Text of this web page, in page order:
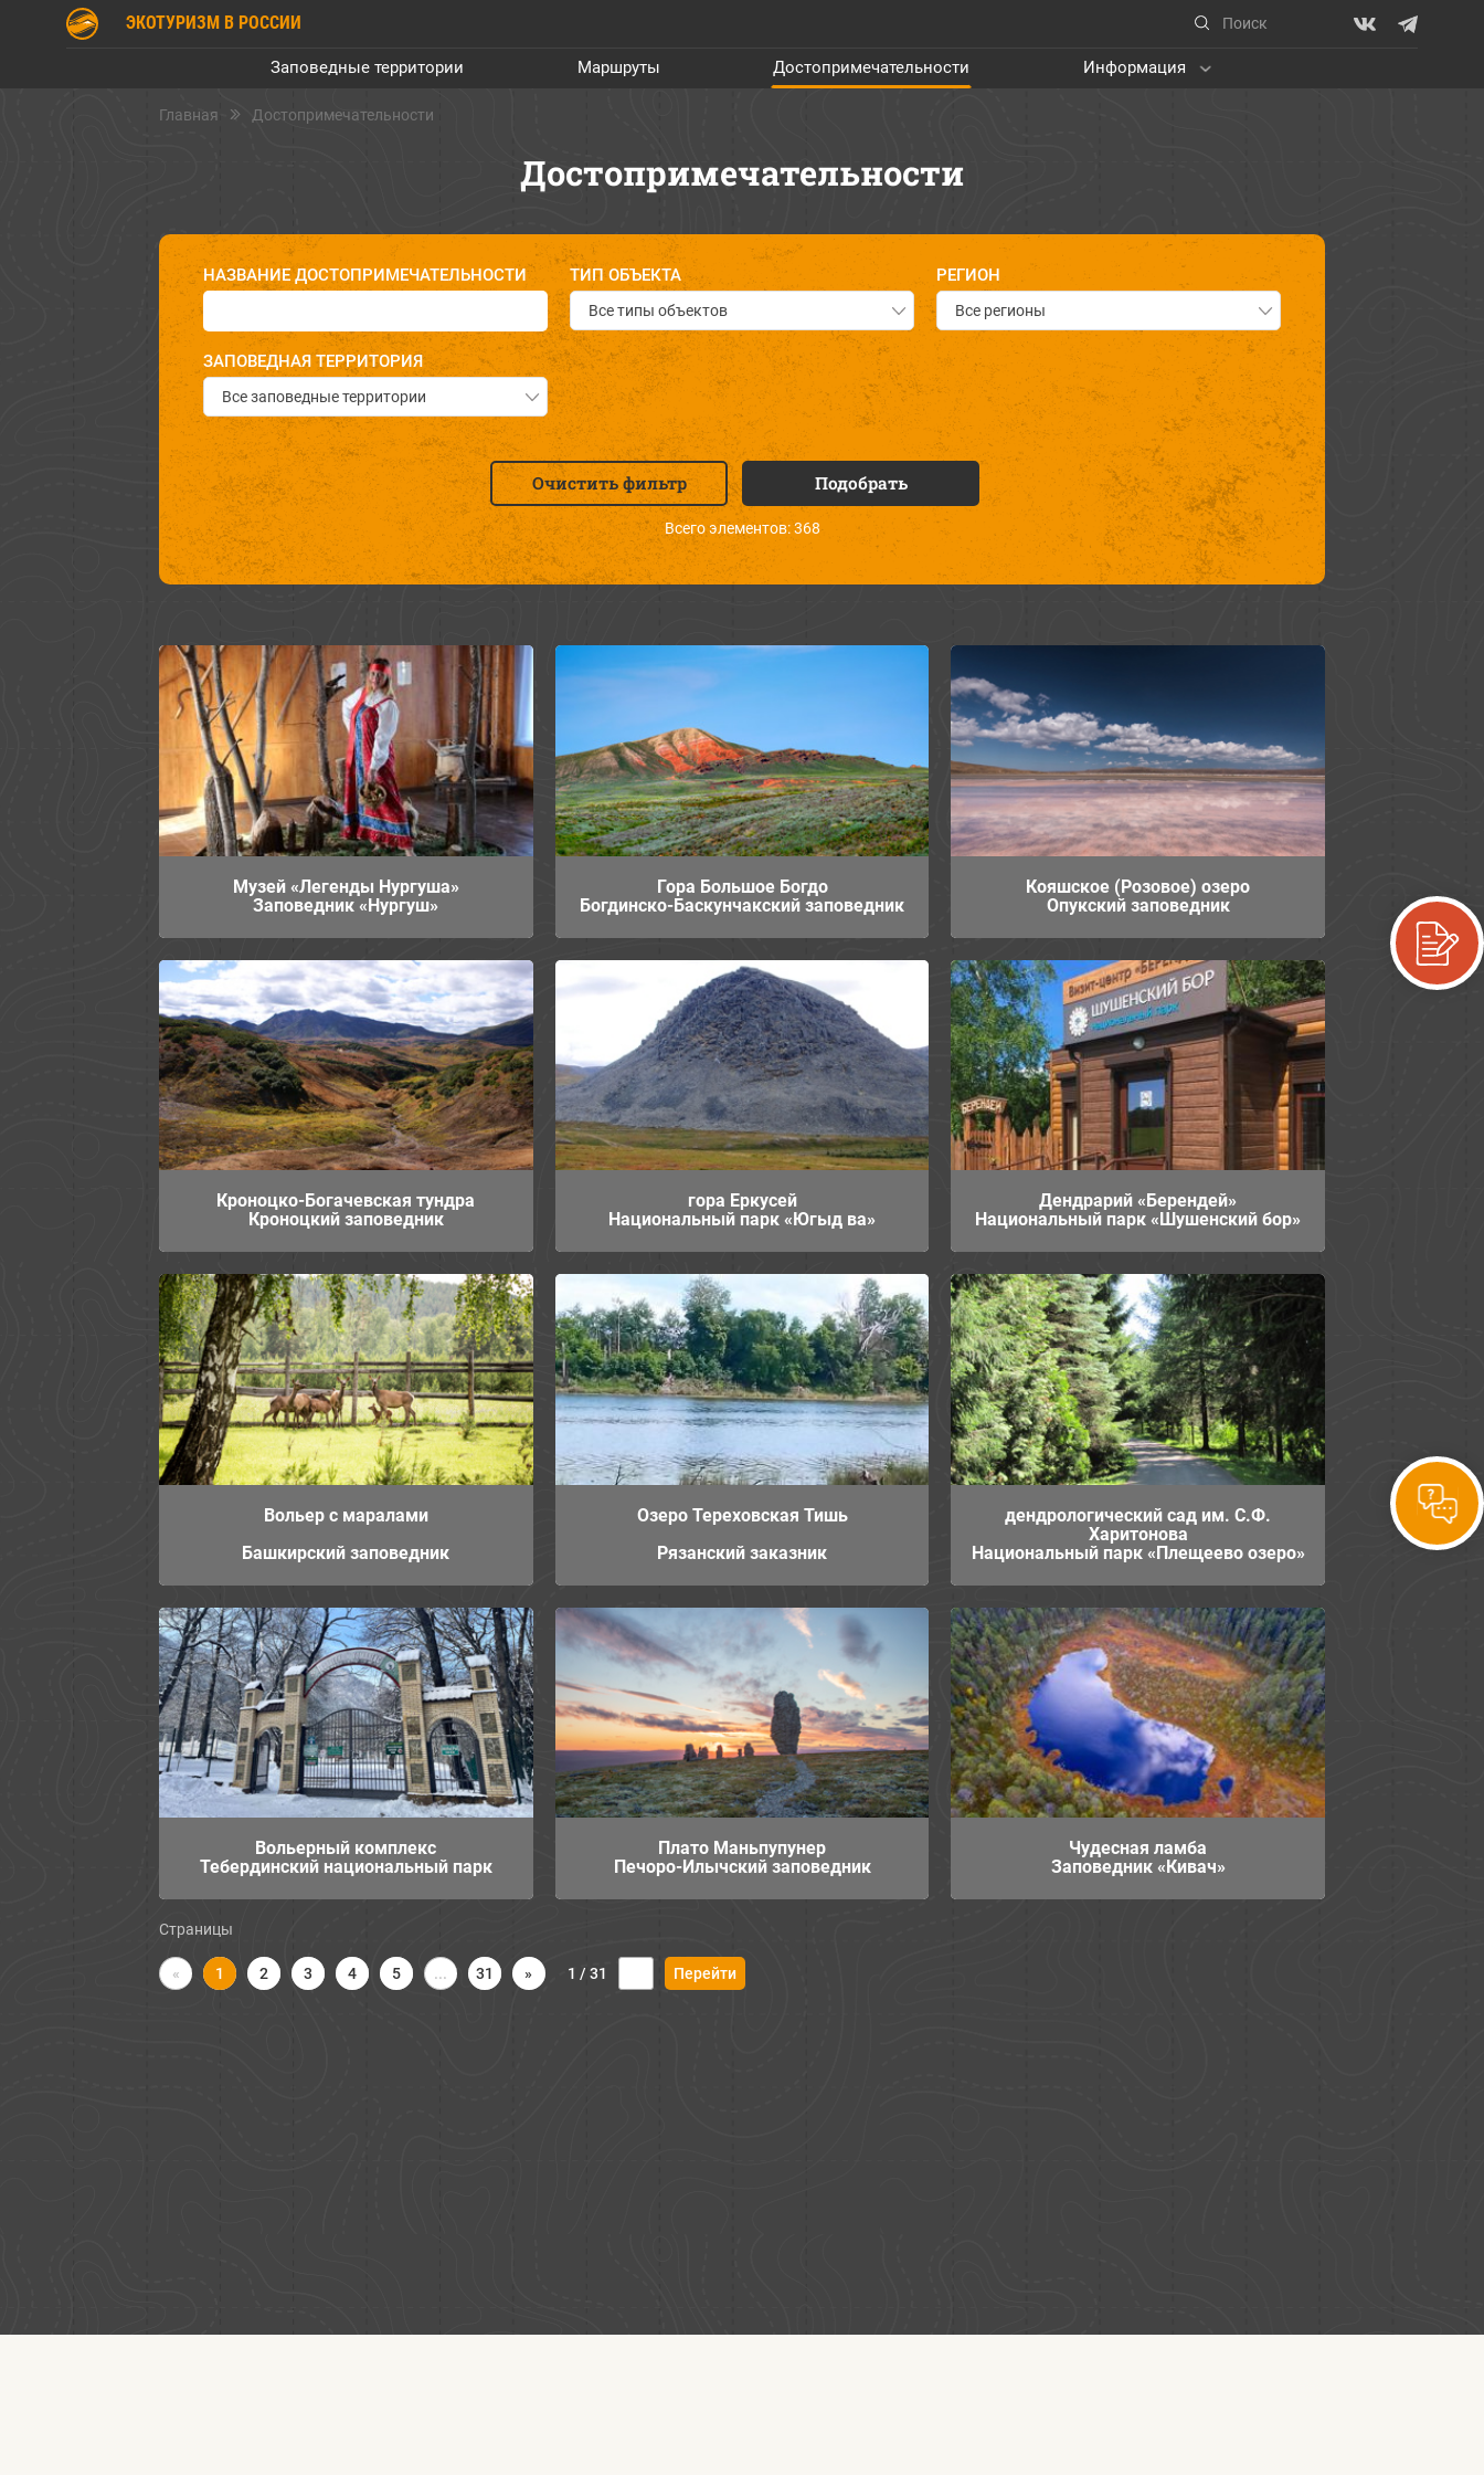
ЭКОТУРИЗМ В РОССИИ
Заповедные территории Маршруты Достопримечательности Информация
Главная Достопримечательности
Достопримечательности
НАЗВАНИЕ ДОСТОПРИМЕЧАТЕЛЬНОСТИ ТИП ОБЪЕКТА
Все типы объектов
РЕГИОН
Все регионы
ЗАПОВЕДНАЯ ТЕРРИТОРИЯ
Все заповедные территории
Очистить фильтр Подобрать
Всего элементов: 368
Музей «Легенды Нургуша»
Заповедник «Нургуш»
Гора Большое Богдо
Богдинско-Баскунчакский заповедник
Кояшское (Розовое) озеро
Опукский заповедник
Кроноцко-Богачевская тундра
Кроноцкий заповедник
гора Еркусей
Национальный парк «Югыд ва»
Дендрарий «Берендей»
Национальный парк «Шушенский бор»
Вольер с маралами
Башкирский заповедник
Озеро Тереховская Тишь
Рязанский заказник
дендрологический сад им. С.Ф.
Харитонова
Национальный парк «Плещеево озеро»
Вольерный комплекс
Тебердинский национальный парк
Плато Маньпупунер
Печоро-Илычский заповедник
Чудесная ламба
Заповедник «Кивач»
Страницы
« 1 2 3 4 5 ... 31 » 1 / 31